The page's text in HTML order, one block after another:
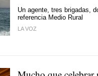
Un agente, tres brigadas,
referencia Medio Rural
LA VOZ